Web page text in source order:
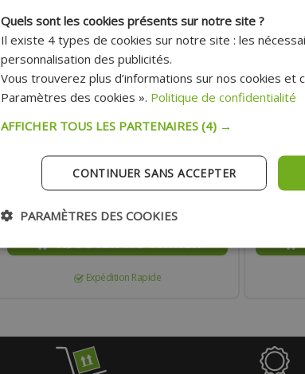
Livraison 7.95€
Offerte dès
150€ !*
VISIÈRE EXTÉRIEUR
Prix :13.10 €
Expédition Rapide
Quels sont les cookies présents sur notre site ?
Il existe 4 types de cookies sur notre site : les
personnalisation des publicités.
Vous trouverez plus d’informations sur nos cookies et
Paramètres des cookies ». Politique de confidentialité
AFFICHER TOUS LES PARTENAIRES (4) →
CONTINUER SANS ACCEPTER
PARAMÈTRES DES COOKIES